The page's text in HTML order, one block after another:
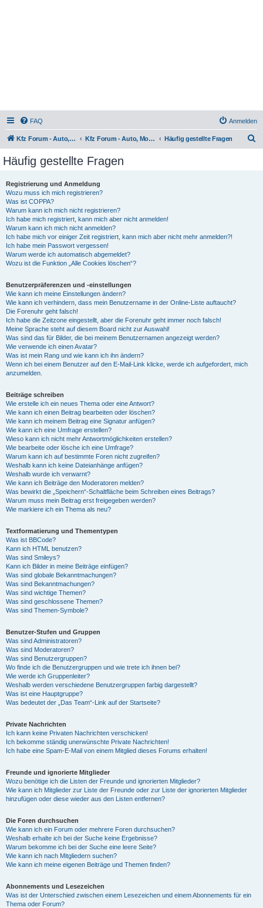
FAQ Anmelden
Kfz Forum - Auto, Motorrad und LKW Kfz Forum - Auto, Motorrad und LKW Häufig gestellte Fragen
Häufig gestellte Fragen
Registrierung und Anmeldung
Wozu muss ich mich registrieren?
Was ist COPPA?
Warum kann ich mich nicht registrieren?
Ich habe mich registriert, kann mich aber nicht anmelden!
Warum kann ich mich nicht anmelden?
Ich habe mich vor einiger Zeit registriert, kann mich aber nicht mehr anmelden?!
Ich habe mein Passwort vergessen!
Warum werde ich automatisch abgemeldet?
Wozu ist die Funktion „Alle Cookies löschen“?
Benutzerpräferenzen und -einstellungen
Wie kann ich meine Einstellungen ändern?
Wie kann ich verhindern, dass mein Benutzername in der Online-Liste auftaucht?
Die Forenuhr geht falsch!
Ich habe die Zeitzone eingestellt, aber die Forenuhr geht immer noch falsch!
Meine Sprache steht auf diesem Board nicht zur Auswahl!
Was sind das für Bilder, die bei meinem Benutzernamen angezeigt werden?
Wie verwende ich einen Avatar?
Was ist mein Rang und wie kann ich ihn ändern?
Wenn ich bei einem Benutzer auf den E-Mail-Link klicke, werde ich aufgefordert, mich
anzumelden.
Beiträge schreiben
Wie erstelle ich ein neues Thema oder eine Antwort?
Wie kann ich einen Beitrag bearbeiten oder löschen?
Wie kann ich meinem Beitrag eine Signatur anfügen?
Wie kann ich eine Umfrage erstellen?
Wieso kann ich nicht mehr Antwortmöglichkeiten erstellen?
Wie bearbeite oder lösche ich eine Umfrage?
Warum kann ich auf bestimmte Foren nicht zugreifen?
Weshalb kann ich keine Dateianhänge anfügen?
Weshalb wurde ich verwarnt?
Wie kann ich Beiträge den Moderatoren melden?
Was bewirkt die „Speichern“-Schaltfläche beim Schreiben eines Beitrags?
Warum muss mein Beitrag erst freigegeben werden?
Wie markiere ich ein Thema als neu?
Textformatierung und Thementypen
Was ist BBCode?
Kann ich HTML benutzen?
Was sind Smileys?
Kann ich Bilder in meine Beiträge einfügen?
Was sind globale Bekanntmachungen?
Was sind Bekanntmachungen?
Was sind wichtige Themen?
Was sind geschlossene Themen?
Was sind Themen-Symbole?
Benutzer-Stufen und Gruppen
Was sind Administratoren?
Was sind Moderatoren?
Was sind Benutzergruppen?
Wo finde ich die Benutzergruppen und wie trete ich ihnen bei?
Wie werde ich Gruppenleiter?
Weshalb werden verschiedene Benutzergruppen farbig dargestellt?
Was ist eine Hauptgruppe?
Was bedeutet der „Das Team“-Link auf der Startseite?
Private Nachrichten
Ich kann keine Privaten Nachrichten verschicken!
Ich bekomme ständig unerwünschte Private Nachrichten!
Ich habe eine Spam-E-Mail von einem Mitglied dieses Forums erhalten!
Freunde und ignorierte Mitglieder
Wozu benötige ich die Listen der Freunde und ignorierten Mitglieder?
Wie kann ich Mitglieder zur Liste der Freunde oder zur Liste der ignorierten Mitglieder
hinzufügen oder diese wieder aus den Listen entfernen?
Die Foren durchsuchen
Wie kann ich ein Forum oder mehrere Foren durchsuchen?
Weshalb erhalte ich bei der Suche keine Ergebnisse?
Warum bekomme ich bei der Suche eine leere Seite?
Wie kann ich nach Mitgliedern suchen?
Wie kann ich meine eigenen Beiträge und Themen finden?
Abonnements und Lesezeichen
Was ist der Unterschied zwischen einem Lesezeichen und einem Abonnements für ein
Thema oder Forum?